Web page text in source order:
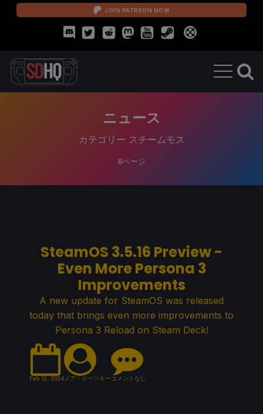
JOIN PATREON NOW
ニュース
カテゴリー スチームモス
8ページ
SteamOS 3.5.16 Preview -
Even More Persona 3
Improvements
A new update for SteamOS was released
today that brings even more improvements to
Persona 3 Reload on Steam Deck!
Feb 12, 2024 ノア・クペツキーコメントなし